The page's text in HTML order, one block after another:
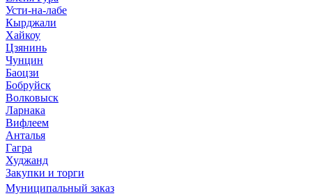
Усти-на-лабе
Кырджали
Хайкоу
Цзянинь
Чунцин
Баоцзи
Бобруйск
Волковыск
Ларнака
Вифлеем
Анталья
Гагра
Худжанд
Закупки и торги
Муниципальный заказ